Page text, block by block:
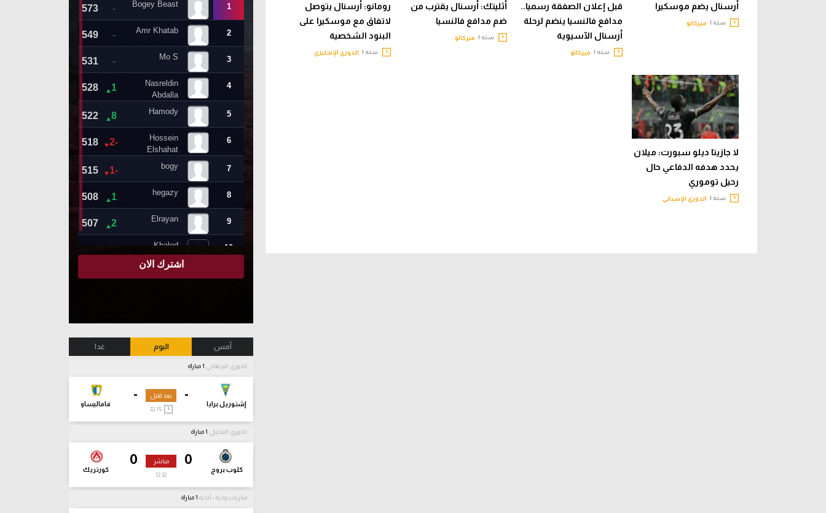
أرسنال يضم موسكيرا
سنه | ميركاتو
قبل إعلان الصفقة رسميا..
مدافع فالنسيا ينضم لرحلة
أرسنال الآسيوية
سنه | ميركاتو
أثليتك: أرسنال يقترب من
ضم مدافع فالنسيا
سنه | ميركاتو
رومانو: أرسنال يتوصل
لاتفاق مع موسكيرا على
البنود الشخصية
سنه | الدوري الإنجليزي
لا جازيتا ديلو سبورت: ميلان
يحدد هدفه الدفاعي حال
رحيل توموري
سنه | الدوري الإسباني
أمس اليوم غدا
الدوري البرتغالي
-
إشتوريل برايا
-
فاماليساو
بعد قليل
22:15
الدوري البلجيكي
0
كلوب بروج
0
كورتريك
مباشر
12:33
مباريات ودية - أندية